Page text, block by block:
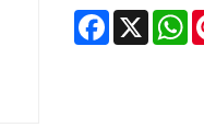
Facebook
X